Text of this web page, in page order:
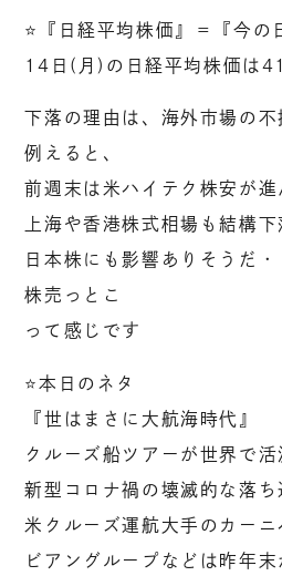
⭐️『日経平均株価』＝『今の
14日(月)の日経平均株価は
下落の理由は、海外市場の
例えると、
前週末は米ハイテク株安が進
上海や香港株式相場も結構
日本株にも影響ありそうだ・
株売っとこ
って感じです
⭐️本日のネタ
『世はまさに大航海時代』
クルーズ船ツアーが世界で活
新型コロナ禍の壊滅的な落ち
米クルーズ運航大手のカーニ
ビアングループなどは昨年